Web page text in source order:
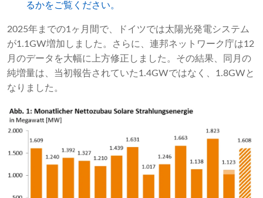
るかをご覧ください。
2025年までの1ヶ月間で、ドイツでは太陽光発電システム
が1.1GW増加しました。さらに、連邦ネットワーク庁は12
月のデータを大幅に上方修正しました。その結果、同月の
純増量は、当初報告されていた1.4GWではなく、1.8GWと
なりました。